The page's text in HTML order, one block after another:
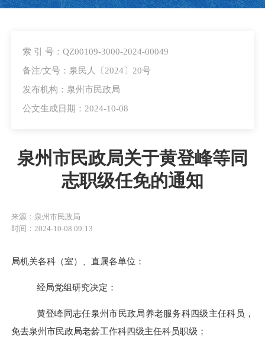
索 引 号：QZ00109-3000-2024-00049
备注/文号：泉民人〔2024〕20号
发布机构：泉州市民政局
公文生成日期：2024-10-08
泉州市民政局关于黄登峰等同
志职级任免的通知
来源：泉州市民政局
时间：2024-10-08 09:13
局机关各科（室）、直属各单位：
经局党组研究决定：
黄登峰同志任泉州市民政局养老服务科四级主任科员 ，
免去泉州市民政局老龄工作科四级主任科员职级 ；